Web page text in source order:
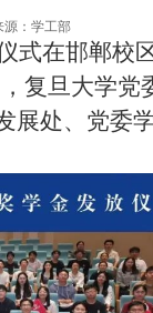
源：学工部
式在邯郸校
复旦大学党
展处、党委